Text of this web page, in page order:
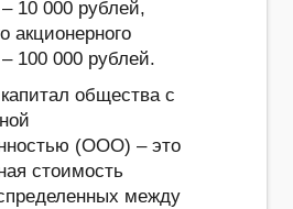
10 000 рублей,
акционерного
100 000 рублей.
общества с
(ООО) – это
стоимость
между